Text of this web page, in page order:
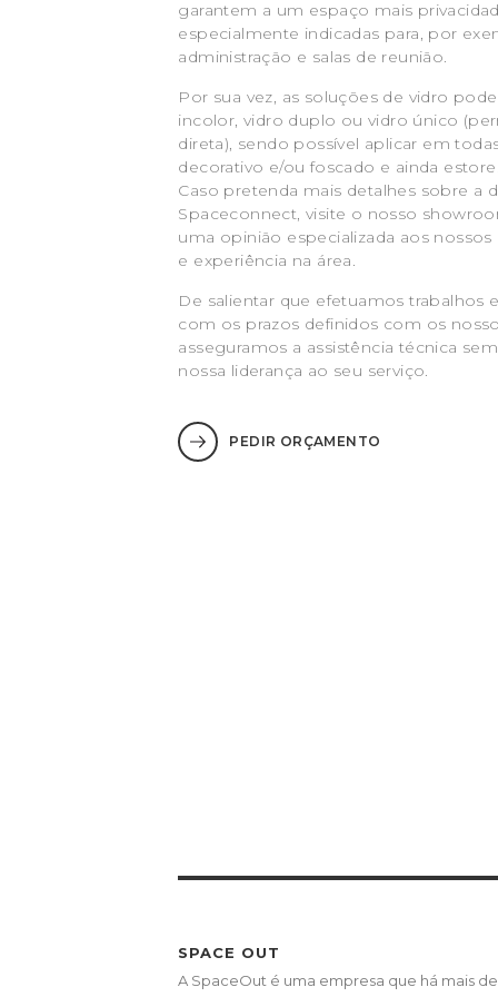
garantem a um espaço mais
especialmente indicadas para, por
administração e salas de reunião.
Por sua vez, as soluções de vidro
incolor, vidro duplo ou vidro único
direta), sendo possível aplicar em
decorativo e/ou foscado e ainda
Caso pretenda mais detalhes sobre a
Spaceconnect, visite o nosso
uma opinião especializada aos
e experiência na área.
De salientar que efetuamos trabalhos
com os prazos definidos com os
asseguramos a assistência técnica
nossa liderança ao seu serviço.
PEDIR ORÇAMENTO
SPACE OUT
A SpaceOut é uma empresa que há mais de